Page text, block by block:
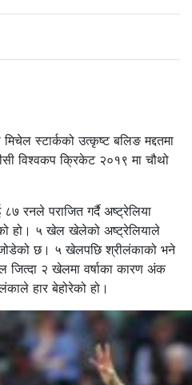
स्टार्कको उत्कृष्ट बलिङ मद्दतमा
विश्वकप क्रिकेट २०१९ मा चौथो
रनले पराजित गर्दै अष्ट्रेलिया
हो। ५ खेल खेलेको अष्ट्रेलियाले
छ। ५ खेलपछि श्रीलंकाको भने
२ खेलमा वर्षाका कारण अंक
हार बेहोरेको हो।